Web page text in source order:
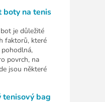
boty na tenis
je důležité
faktorů, které
povrch, na
jsou některé
tenisový bag